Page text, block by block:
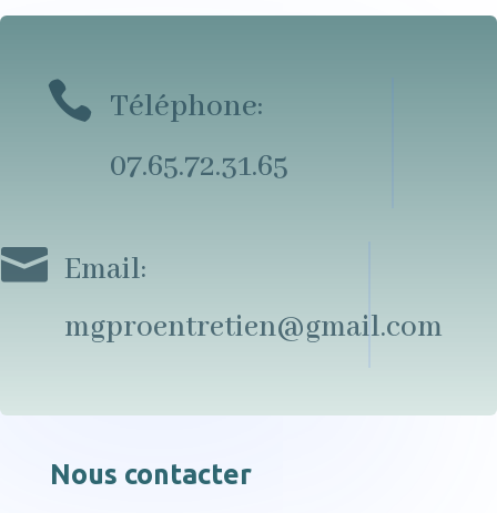
 Téléphone:
07.65.72.31.65
 Email:
mgproentretien@gmail.com
Nous contacter